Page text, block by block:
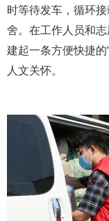
时等待发车，循环
舍。在工作人员和
建起一条方便快捷
人文关怀。